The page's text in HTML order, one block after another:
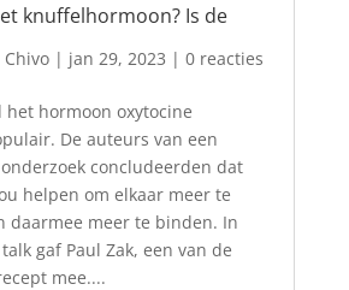
knuffelhormoon? Is de
Chivo| jan 29, 2023 | 0 reacties
het hormoon oxytocine
De auteurs van een
concludeerden dat
helpen om elkaar meer te
daarmee meer te binden. In
gaf Paul Zak, een van de
mee....